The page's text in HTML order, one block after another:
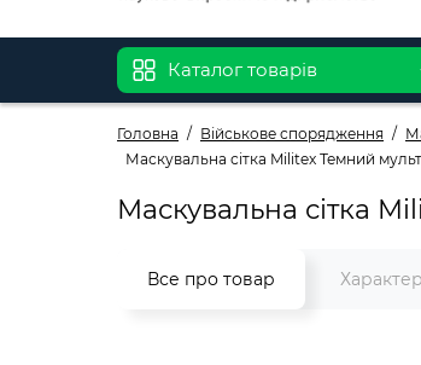
Каталог товарів
Головна Військове спорядження
Маскувальна сітка Militex Темний
Маскувальна сітка
Все про товар